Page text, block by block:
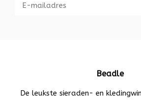
Beadle
De leukste sieraden- en